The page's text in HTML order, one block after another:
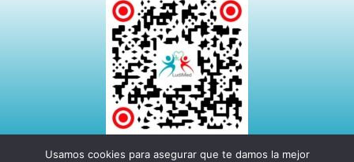
Usamos cookies para asegurar que te damos la mejor